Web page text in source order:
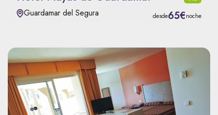
Guardamar del Segura desde65€noche